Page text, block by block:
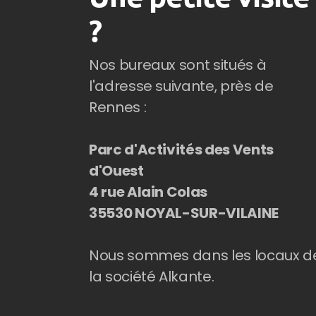
?
Nos bureaux sont situés à
l'adresse suivante, près de
Rennes :
Parc d'Activités des Vents
d'Ouest
4 rue Alain Colas
35530 NOYAL-SUR-VILAINE
Nous sommes dans les locaux
la société Alkante.